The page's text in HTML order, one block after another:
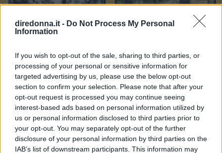
diredonna.it - Do Not Process My Personal
Information
If you wish to opt-out of the sale, sharing to third parties, or
processing of your personal or sensitive information for
targeted advertising by us, please use the below opt-out
section to confirm your selection. Please note that after your
opt-out request is processed you may continue seeing
interest-based ads based on personal information utilized by
us or personal information disclosed to third parties prior to
your opt-out. You may separately opt-out of the further
disclosure of your personal information by third parties on the
IAB’s list of downstream participants. This information may
GOSSIP
Le 10 più belle frasi dei The